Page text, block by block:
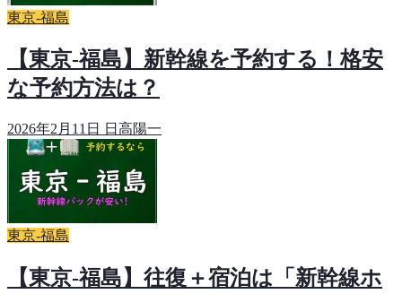
東京-福島
【東京-福島】新幹線を予約する！格安
な予約方法は？
2026年2月11日 日高陽一
東京-福島
【東京-福島】往復＋宿泊は「新幹線ホ